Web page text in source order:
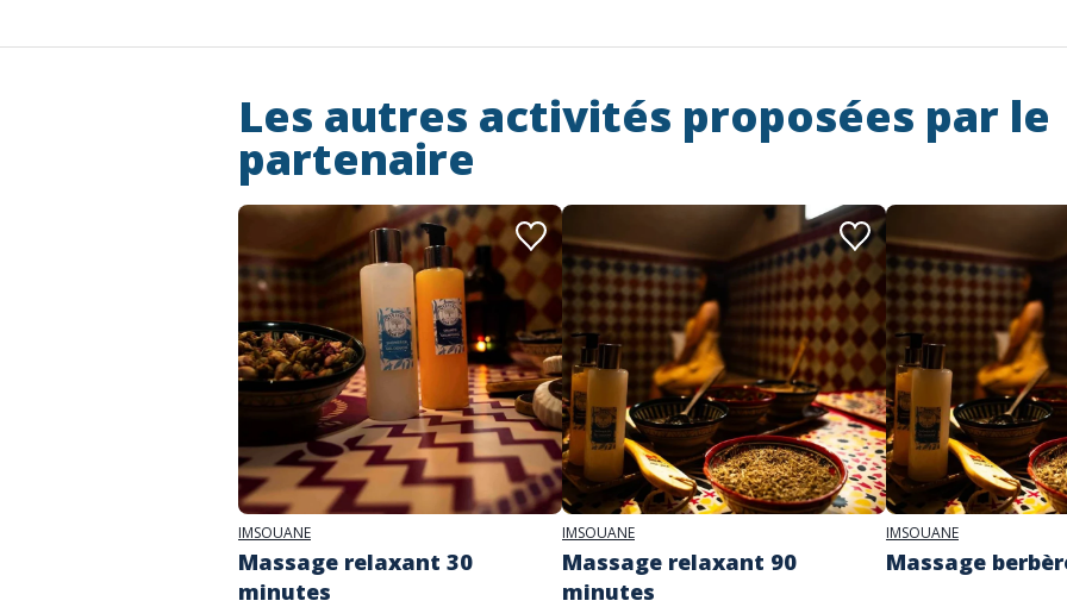
Les autres activités proposées par le
partenaire
IMSOUANE
Massage relaxant 30
minutes
IMSOUANE
Massage relaxant 90
minutes
IMSOUANE
Massage